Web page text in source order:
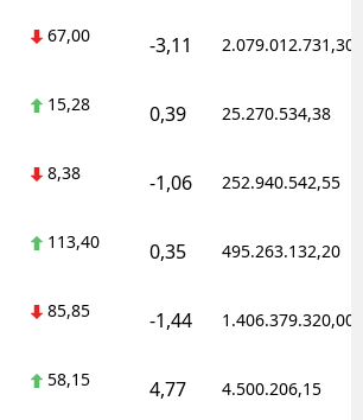
67,00 -3,11 2.079.012.731,30
15,28 0,39 25.270.534,38
8,38 -1,06 252.940.542,55
113,40 0,35 495.263.132,20
85,85 -1,44 1.406.379.320,00
58,15 4,77 4.500.206,15